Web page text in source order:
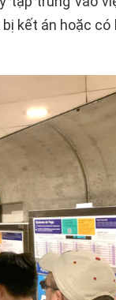
kết án hoặc có